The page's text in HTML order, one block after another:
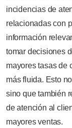
incidencias de
relacionadas con
información
tomar decisiones
mayores tasas de
más fluida. Esto
sino que también
de atención al
mayores ventas.